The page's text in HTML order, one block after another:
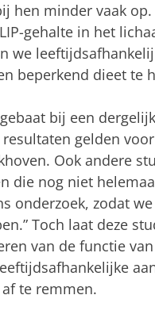
hen minder vaak
gehalte in het
we
beperkend dieet te
bij een
gelden
Ook andere
die nog niet
onderzoek, zodat
Toch laat deze
van de functie
te remmen.